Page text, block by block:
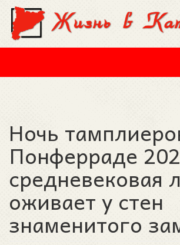
Перейти к основному содержанию
Ночь
Понферраде
средневековая
оживает у стен
знаменитого